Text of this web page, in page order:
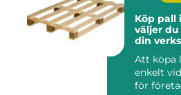
Köp pall
väljer
din
Att köpa
enkelt
för